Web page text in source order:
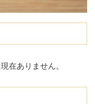
在ありません。